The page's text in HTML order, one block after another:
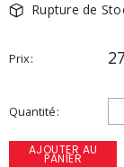
Rupture de
Prix
Quantité
AJOUTER AU
PANIER